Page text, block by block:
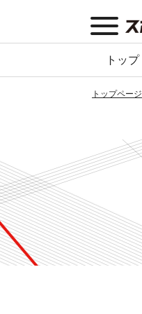
トップ
トップページ